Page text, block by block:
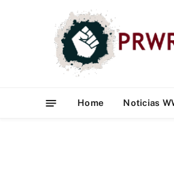
Home Noticias